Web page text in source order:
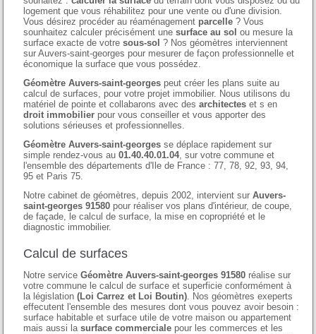
logement que vous réhabilitez pour une vente ou d'une division.
Vous désirez procéder au réaménagement parcelle ? Vous
sounhaitez calculer précisément unesurface au sol ou mesure la
surface exacte de votresous-sol ? Nos géomètres interviennent
sur Auvers-saint-georges pour mesurer de façon professionnelle et
économique la surface que vous possédez.
Géomètre Auvers-saint-georges peut créer les plans suite au
calcul de surfaces, pour votre projet immobilier. Nous utilisons du
matériel de pointe et collabarons avec desarchitectes et s en
droit immobilier pour vous conseiller et vous apporter des
solutions sérieuses et professionnelles.
Géomètre Auvers-saint-georges se déplace rapidement sur
simple rendez-vous au01.40.40.01.04, sur votre commune et
l'ensemble des départements d'Ile de France : 77, 78, 92, 93, 94,
95 et Paris 75.
Notre cabinet de géomètres, depuis 2002, intervient surAuvers-
saint-georges 91580 pour réaliser vos plans d'intérieur, de coupe,
de façade, le calcul de surface, la mise en copropriété et le
diagnostic immobilier.
Calcul de surfaces
Notre serviceGéomètre Auvers-saint-georges 91580 réalise sur
votre commune le calcul de surface et superficie conformément à
la législation(Loi Carrez et Loi Boutin) . Nos géomètres exeperts
effecutent l'ensemble des mesures dont vous pouvez avoir besoin :
surface habitable et surface utile de votre maison ou appartement
mais aussi lasurface commerciale pour les commerces et les